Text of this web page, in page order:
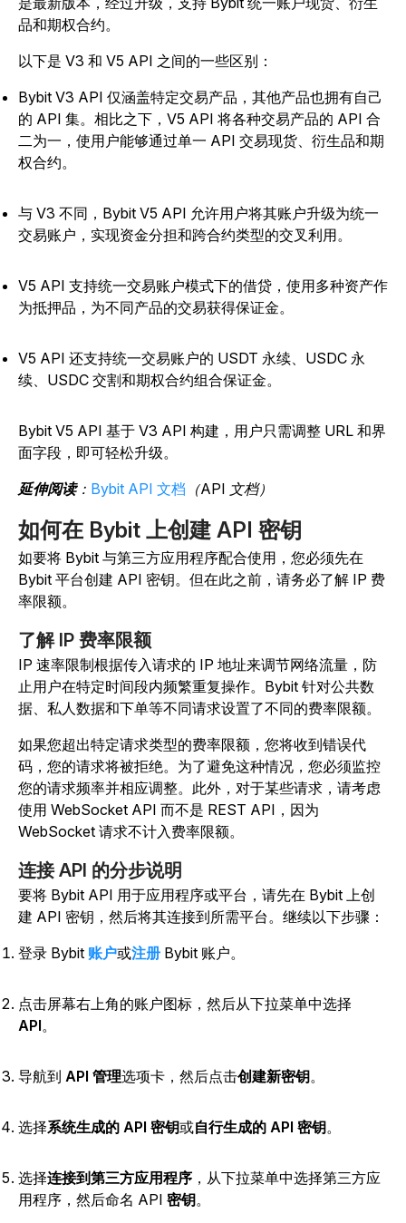
品和期权合约。
以下是 V3 和 V5 API 之间的一些区别：
Bybit V3 API 仅涵盖特定交易产品，其他产品也拥有自己
的 API 集。相比之下，V5 API 将各种交易产品的 API 合
二为一，使用户能够通过单一 API 交易现货、衍生品和期
权合约。
与 V3 不同，Bybit V5 API 允许用户将其账户升级为统一
交易账户，实现资金分担和跨合约类型的交叉利用。
V5 API 支持统一交易账户模式下的借贷，使用多种资产作
为抵押品，为不同产品的交易获得保证金。
V5 API 还支持统一交易账户的 USDT 永续、USDC 永
续、USDC 交割和期权合约组合保证金。
Bybit V5 API 基于 V3 API 构建，用户只需调整 URL 和界
面字段，即可轻松升级。
延伸阅读： Bybit API 文档 （API 文档）
如何在 Bybit 上创建 API 密钥
如要将 Bybit 与第三方应用程序配合使用，您必须先在
Bybit 平台创建 API 密钥。但在此之前，请务必了解 IP 费
率限额。
了解 IP 费率限额
IP 速率限制根据传入请求的 IP 地址来调节网络流量，防
止用户在特定时间段内频繁重复操作。 Bybit 针对公共数
据、私人数据和下单等不同请求设置了不同的费率限额。
如果您超出特定请求类型的费率限额，您将收到错误代
码，您的请求将被拒绝。为了避免这种情况，您必须监控
您的请求频率并相应调整。此外，对于某些请求，请考虑
使用 WebSocket API 而不是 REST API，因为
WebSocket 请求不计入费率限额。
连接 API 的分步说明
要将 Bybit API 用于应用程序或平台，请先在 Bybit 上创
建 API 密钥，然后将其连接到所需平台。继续以下步骤：
登录 Bybit 账户或注册 Bybit 账户。
点击屏幕右上角的账户图标，然后从下拉菜单中选择
API。
导航到 API 管理选项卡，然后点击创建新密钥。
选择系统生成的 API 密钥或自行生成的 API 密钥。
选择连接到第三方应用程序 ，从下拉菜单中选择第三方应
用程序，然后命名 API 密钥。